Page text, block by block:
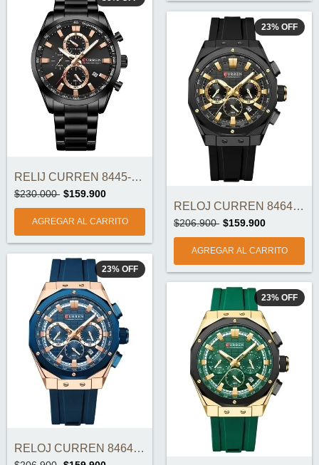
RELIJ CURREN 8445-4 CRONOGRAFOS ORIGINAL
$230.000 $159.900
23% OFF
RELOJ CURREN 8464-5 ORIGINAL
$206.900 $159.900
23% OFF
RELOJ CURREN 8464-4 ORIGINAL
23% OFF